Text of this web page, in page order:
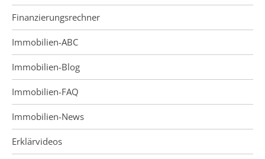
Finanzierungsrechner
Immobilien-ABC
Immobilien-Blog
Immobilien-FAQ
Immobilien-News
Erklärvideos